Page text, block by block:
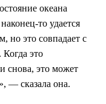
океана
то удается
но это совпадает с
это
снова, это может
— сказала она.